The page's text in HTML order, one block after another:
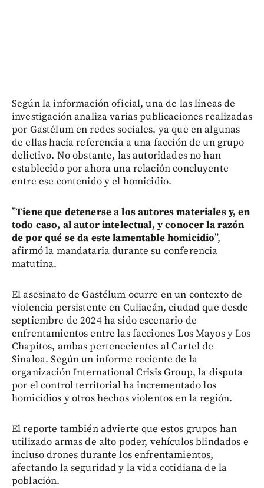
Según la información oficial, una de las líneas de
investigación analiza varias publicaciones realizadas
por Gastélum en redes sociales, ya que en algunas
de ellas hacía referencia a una facción de un grupo
delictivo. No obstante, las autoridades no han
establecido por ahora una relación concluyente
entre ese contenido y el homicidio.
”Tiene que detenerse a los autores materiales y, en
todo caso, al autor intelectual, y conocer la razón
de por qué se da este lamentable homicidio”,
afirmó la mandataria durante su conferencia
matutina.
El asesinato de Gastélum ocurre en un contexto de
violencia persistente en Culiacán, ciudad que desde
septiembre de 2024 ha sido escenario de
enfrentamientos entre las facciones Los Mayos y Los
Chapitos, ambas pertenecientes al Cartel de
Sinaloa. Según un informe reciente de la
organización International Crisis Group, la disputa
por el control territorial ha incrementado los
homicidios y otros hechos violentos en la región.
El reporte también advierte que estos grupos han
utilizado armas de alto poder, vehículos blindados e
incluso drones durante los enfrentamientos,
afectando la seguridad y la vida cotidiana de la
población.